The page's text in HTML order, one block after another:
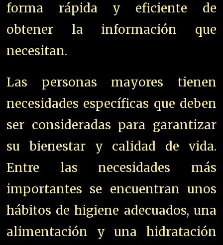
forma rápida y eficiente de
obtener la información que
necesitan.
Las personas mayores tienen
necesidades específicas que deben
ser consideradas para garantizar
su bienestar y calidad de vida.
Entre las necesidades más
importantes se encuentran unos
hábitos de higiene adecuados, una
alimentación y una hidratación